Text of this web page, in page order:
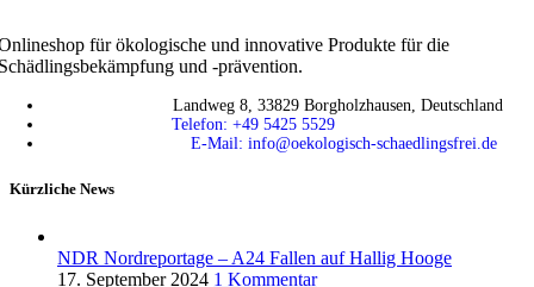
für ökologische und innovative Produkte für die
und -prävention.
Landweg 8, 33829 Borgholzhausen, Deutschland
Telefon: +49 5425 5529
E-Mail: info@oekologisch-schaedlingsfrei.de
Kürzliche News
NDR Nordreportage – A24 Fallen auf Hallig Hooge
17. September 2024 1 Kommentar